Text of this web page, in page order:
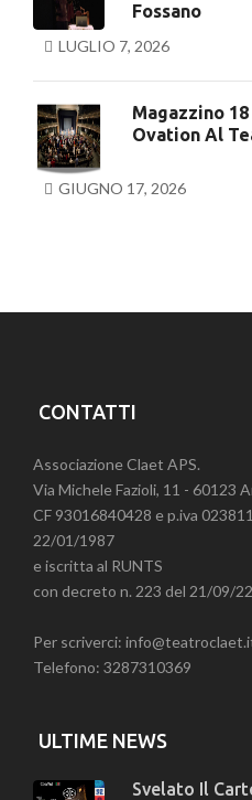
Fossano
LUGLIO 7, 2026
Magazzino
Ovation Al
GIUGNO 17, 2026
CONTATTI
Associazione Claet APS.
Via Michele Fazioli, 11 - 60123
CF 93016840428 e p.iva
22/01/1987
e iscritta al RUNTS
con decreto n. 223 del 21/09/
Per scriverci:
Telefono: 3287310369
ULTIME NEWS
Svelato Il